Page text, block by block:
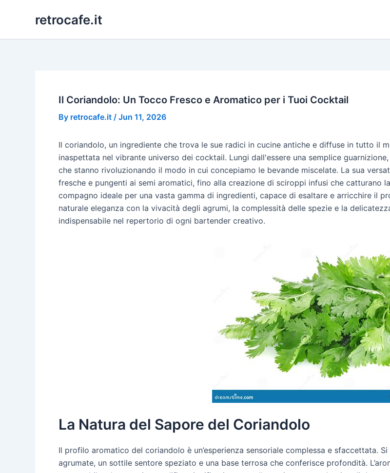
retrocafe.it
Il Coriandolo: Un Tocco Fresco e Aromatico per i Tuoi Cocktail
By retrocafe.it / Jun 11, 2026
Il coriandolo, un ingrediente che trova le sue radici in cucine antiche e diffuse in tutto il
inaspettata nel vibrante universo dei cocktail. Lungi dall'essere una semplice
che stanno rivoluzionando il modo in cui concepiamo le bevande miscelate. La sua
fresche e pungenti ai semi aromatici, fino alla creazione di sciroppi infusi che catturano
compagno ideale per una vasta gamma di ingredienti, capace di esaltare e arricchire il
naturale eleganza con la vivacità degli agrumi, la complessità delle spezie e la
indispensabile nel repertorio di ogni bartender creativo.
La Natura del Sapore del Coriandolo
Il profilo aromatico del coriandolo è un’esperienza sensoriale complessa e sfaccettata.
agrumate, un sottile sentore speziato e una base terrosa che conferisce profondità.